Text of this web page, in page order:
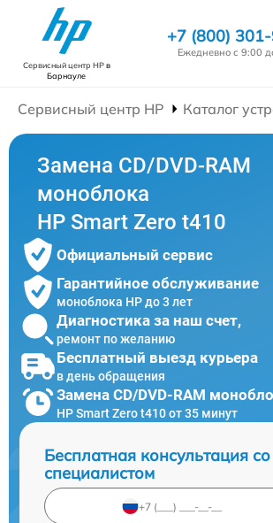
Сервисный центр HPв
Барнауле
+7 (800)
Ежедневно с 9:00
Сервисный центр HP Каталог
Замена CD/DVD-RAM
моноблока
HP Smart Zero t410
Официальный сервис
Гарантийное обслуживание
моноблока HP до 3 лет
Диагностика за наш счет,
ремонт по желанию
Бесплатный выезд курьера
в день обращения
Замена CD/DVD-RAM
HP Smart Zero t410 от 35 минут
Бесплатная консультация со
специалистом